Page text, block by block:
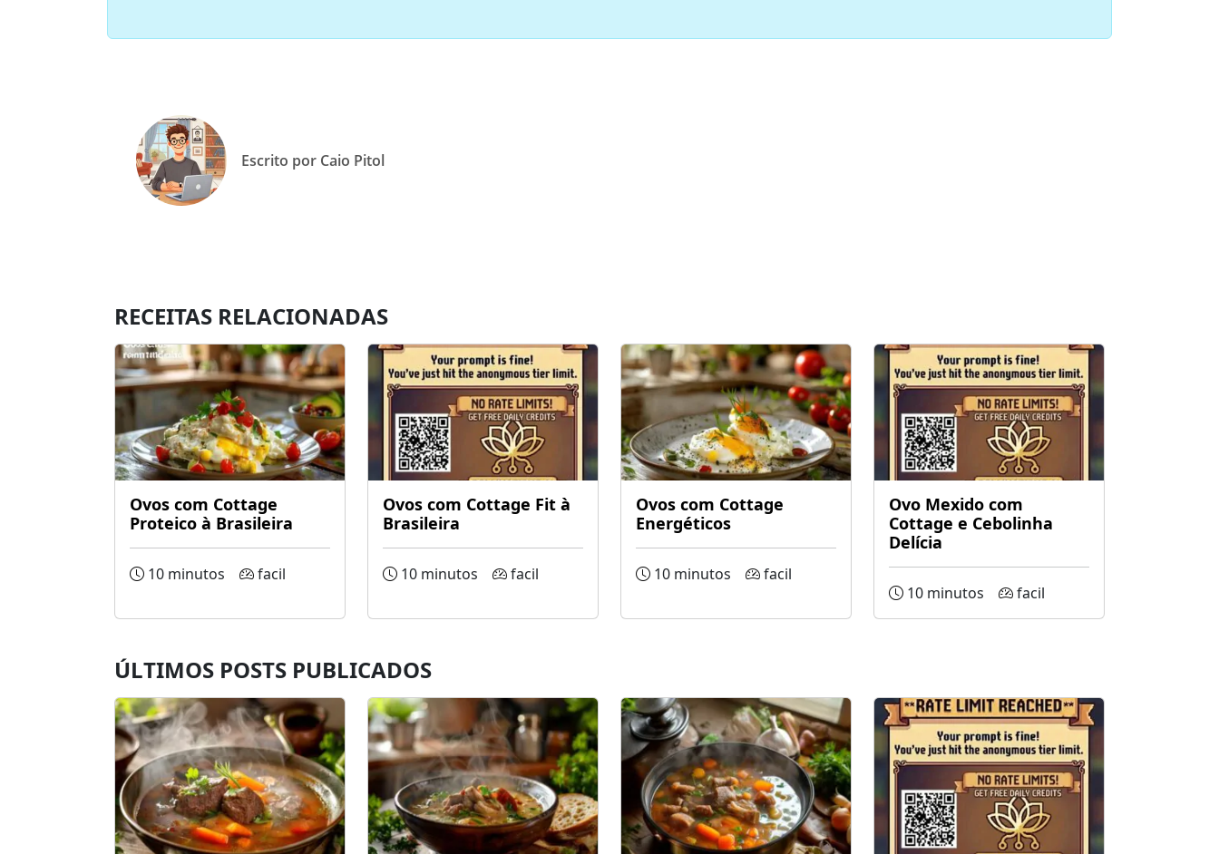
Escrito por Caio Pitol
RECEITAS RELACIONADAS
Ovos com Cottage
Proteico à Brasileira
10 minutos facil
Ovos com Cottage Fit à
Brasileira
10 minutos facil
Ovos com Cottage
Energéticos
10 minutos facil
Ovo Mexido com
Cottage e Cebolinha
Delícia
10 minutos facil
ÚLTIMOS POSTS PUBLICADOS